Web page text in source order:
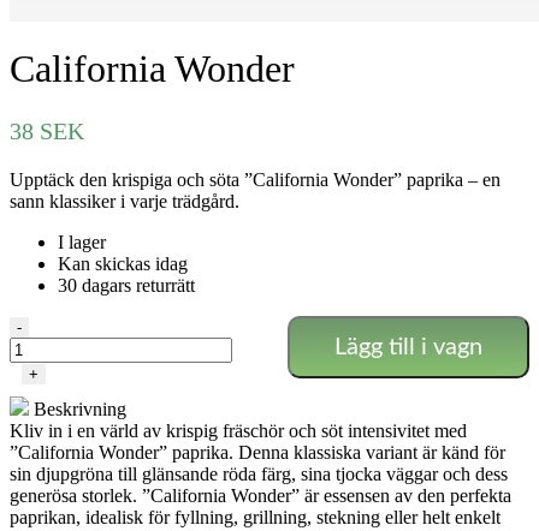
California Wonder
38 SEK
Upptäck den krispiga och söta ”California Wonder” paprika – en
sann klassiker i varje trädgård.
I lager
Kan skickas idag
30 dagars returrätt
California
Wonder
mängd
-
+
Lägg till i vagn
Beskrivning
Kliv in i en värld av krispig fräschör och söt intensivitet med
”California Wonder” paprika. Denna klassiska variant är känd för
sin djupgröna till glänsande röda färg, sina tjocka väggar och dess
generösa storlek. ”California Wonder” är essensen av den perfekta
paprikan, idealisk för fyllning, grillning, stekning eller helt enkelt